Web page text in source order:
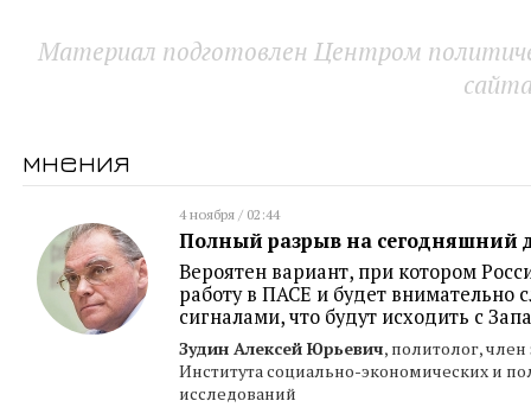
Материал подготовлен Центром
мнения
4 ноября / 02:44
Полный разрыв на сегодняшний
Вероятен вариант, при котором
работу в ПАСЕ и будет внимательно
сигналами, что будут исходить с
Зудин Алексей Юрьевич, политолог, член
Института социально-экономических и
исследований